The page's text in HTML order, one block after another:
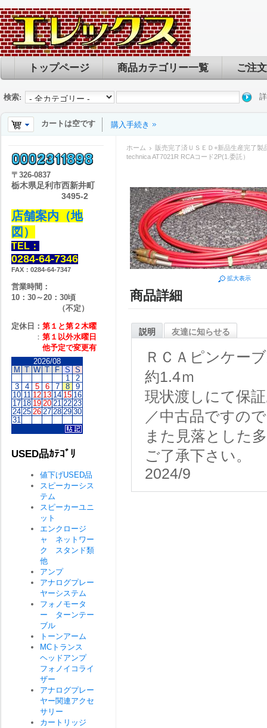
トップページ 商品カテゴリー一覧 ご注
検索:
カートは空です 購入手続き
ホーム
販売完了済ＵＳＥＤ+新品生産完了製
technica AT7021R RCAコード2P(1.委託）
拡大表示
商品詳細
説明 友達に知らせる
ＲＣＡピンケー
約1.4ｍ
現状渡しにて保
／中古品ですの
また見落とした
ご了承下さい。
2024/9
〒 326-0837
栃木県足利市西新井町
3495-2
店舗案内（地
図）
TEL：
0284-64-7346
FAX：0284-64-7347
営業時間：
10：30～20：30頃
（不定）
定休日： 第１と第２木曜
： 第１以外水曜日
他予定で変更有
2026/08
M T W T F S S
1
2
3
4 5 6 7 8
9
10 11 12 13 14 15 16
17 18 19 20 21 22 23
24 25 26 27 28 29 30
31
USED品ｶﾃｺﾞﾘ
値下げUSED品
スピーカーシス
テム
スピーカーユニ
ット
エンクロージ
ャ ネットワー
ク スタンド類
他
アンプ
アナログプレー
ヤーシステム
フォノモータ
ー ターンテー
ブル
トーンアーム
MCトランス
ヘッドアンプ
フォノイコライ
ザー
アナログプレー
ヤー関連アクセ
サリー
カートリッジ